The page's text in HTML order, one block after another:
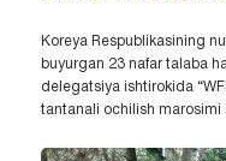
Koreya Respublikasining
buyurgan 23 nafar talaba
delegatsiya ishtirokida
tantanali ochilish marosimi